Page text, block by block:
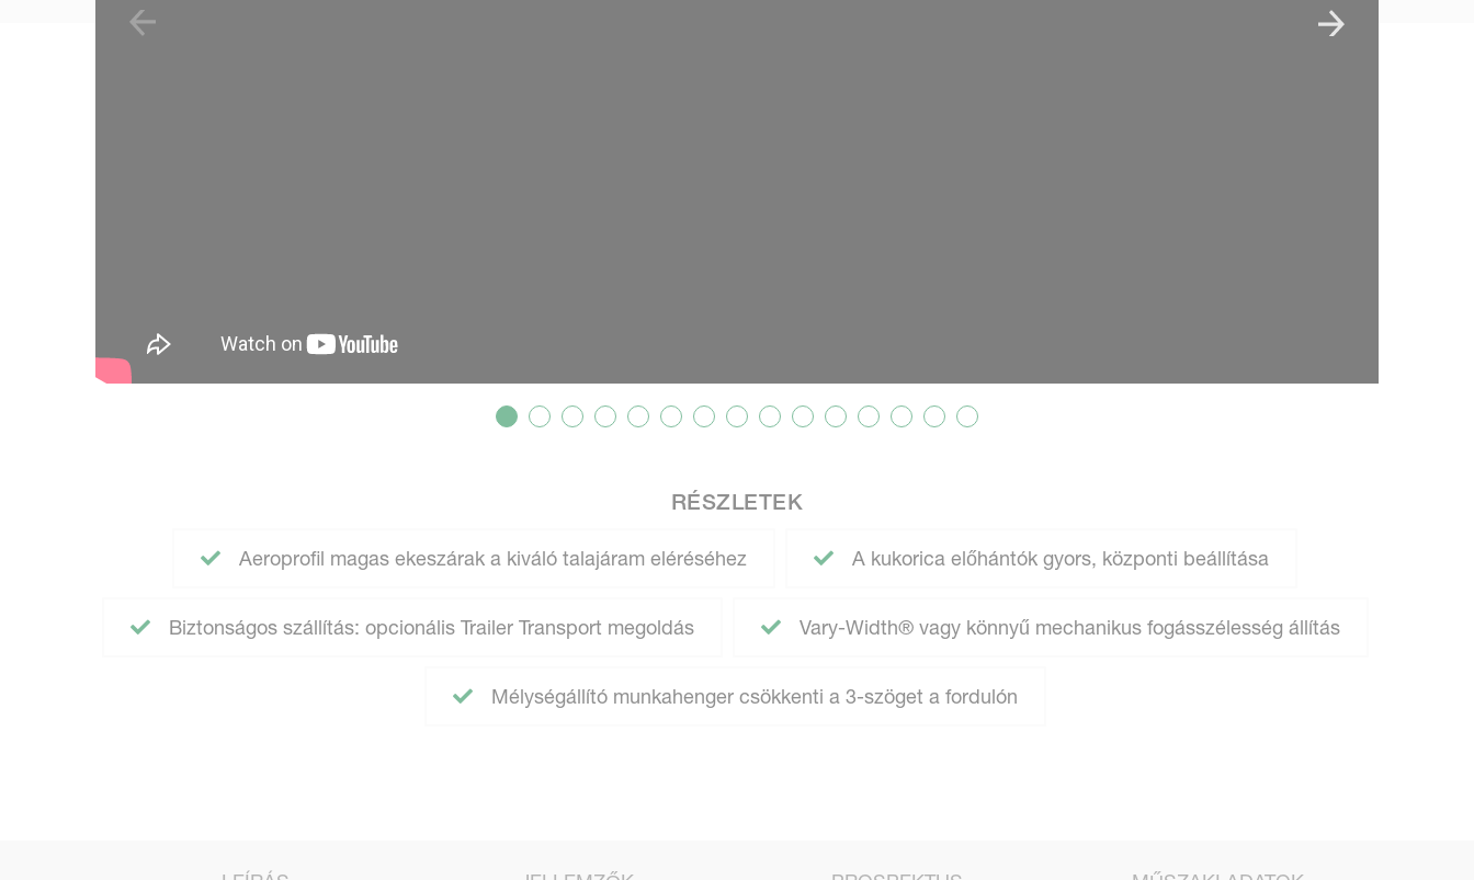
RÉSZLETEK
Aeroprofil magas ekeszárak a kiváló talajáram eléréséhez A kukorica előhántók gyors, központi beállítása
Biztonságos szállítás: opcionális Trailer Transport megoldás Vary-Width® vagy könnyű mechanikus fogásszélesség állítás
Mélységállító munkahenger csökkenti a 3-szöget a fordulón